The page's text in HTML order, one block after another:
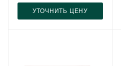
УТОЧНИТЬ ЦЕНУ